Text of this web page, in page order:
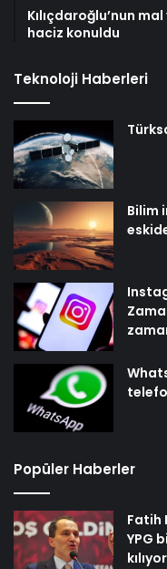
Kılıçdaroğlu’nun
haciz konuldu
Teknoloji Haberleri
Bilim
Popüler Haberler
Fatih
YPG